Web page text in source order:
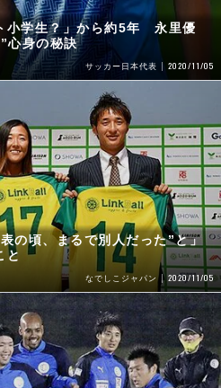
小学生？」から約5年 永里優
心身の秘訣
サッカー日本代表 2020/11/05
の頃、まるで別人だった”と」
と
なでしこジャパン 2020/11/05